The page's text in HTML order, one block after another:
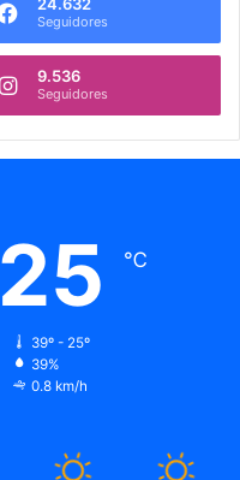
24.632
Seguidores
9.536
Seguidores
25 ℃
39º - 25º
39%
0.8 km/h